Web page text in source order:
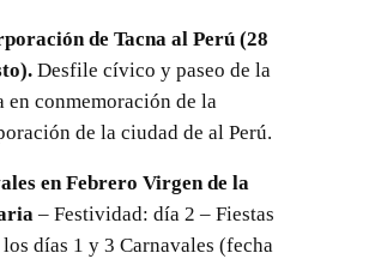
de Tacna al Perú (28
Desfile cívico y paseo de la
en conmemoración de la
de la ciudad de al Perú.
en Febrero Virgen de la
– Festividad: día 2 – Fiestas
días 1 y 3 Carnavales (fecha